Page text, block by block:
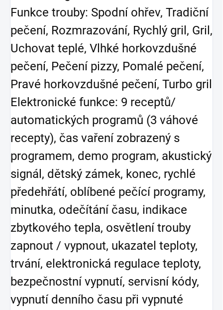
Funkce trouby: Spodní ohřev, Tradiční
pečení, Rozmrazování, Rychlý gril, Gril,
Uchovat teplé, Vlhké horkovzdušné
pečení, Pečení pizzy, Pomalé pečení,
Pravé horkovzdušné pečení, Turbo gril
Elektronické funkce: 9 receptů/
automatických programů (3 váhové
recepty), čas vaření zobrazený s
programem, demo program, akustický
signál, dětský zámek, konec, rychlé
předehřátí, oblíbené pečící programy,
minutka, odečítání času, indikace
zbytkového tepla, osvětlení trouby
zapnout / vypnout, ukazatel teploty,
trvání, elektronická regulace teploty,
bezpečnostní vypnutí, servisní kódy,
vypnutí denního času při vypnuté